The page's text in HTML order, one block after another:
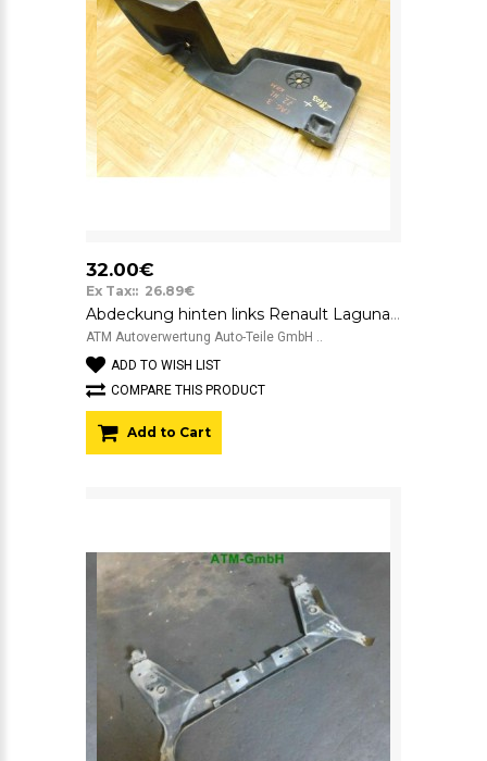
32.00€
Ex Tax:: 26.89€
Abdeckung hinten links Renault Laguna 3 III Kombi Grandtour Fahrerseite
ATM Autoverwertung Auto-Teile GmbH ..
ADD TO WISH LIST
COMPARE THIS PRODUCT
Add to Cart